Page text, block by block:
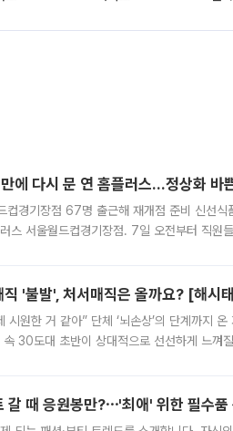
에 다시 문 연 홈플러스…정상화 바
컵경기장점 67명 출근해 재개점 준비 신선
스 서울월드컵경기장점. 7일 오전부터 직원
직 '불발', 처서매직은 올까요? [해시
시원한 거 같아” 단체 ‘뇌손상’의 단계까지
속 30도대 초반이 상대적으로 선선하게 느껴
갈 때 응원봉만?⋯'최애' 위한 필수